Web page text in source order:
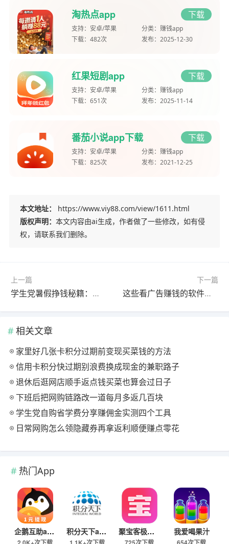
淘热点app 下载
支持： 安卓/苹果 分类： 赚钱app
下载： 482次 发布： 2025-12-30
红果短剧app 下载
支持： 安卓/苹果 分类： 赚钱app
下载： 651次 发布： 2025-11-14
番茄小说app下载 下载
支持： 安卓/苹果 分类： 赚钱app
下载： 825次 发布： 2021-12-25
本文地址：
https://www.viy88.com/view/1611.html
版权声明： 本文内容由ai生成，作者做了一些修改，如有侵
权，请联系我们删除。
上一篇
学生党暑假挣钱秘籍：这些软件轻松日赚几十元
下一篇
这些看广告赚钱的软件收益真高！学生党暑假月入过万攻略
相关文章
家里好几张卡积分过期前变现买菜钱的方法
信用卡积分快过期别浪费换成现金的兼职路子
退休后逛网店顺手返点钱买菜也算会过日子
下班后把网购链路改一道每月多返几百块
学生党自购省学费分享赚佣金实测四个工具
日常网购怎么领隐藏券再拿返利顺便赚点零花
热门App
企鹅互助app 积分天下app 聚宝客极速版 我爱喝果汁